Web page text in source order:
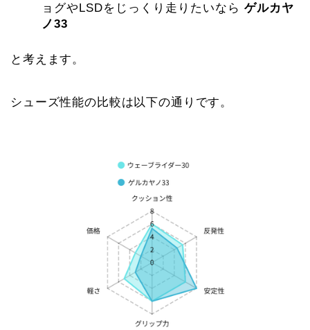
ョグやLSDをじっくり走りたいなら ゲルカヤ
ノ33
と考えます。
シューズ性能の比較は以下の通りです。